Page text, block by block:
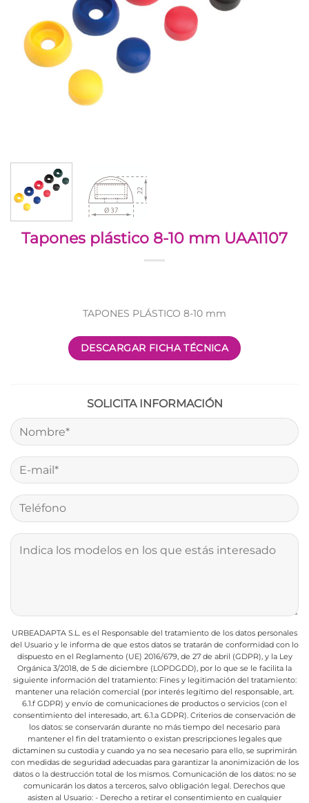
Tapones plástico 8-10 mm UAA1107
TAPONES PLÁSTICO 8-10 mm
DESCARGAR FICHA TÉCNICA
SOLICITA INFORMACIÓN
URBEADAPTA S.L. es el Responsable del tratamiento de los datos personales
del Usuario y le informa de que estos datos se tratarán de conformidad con lo
dispuesto en el Reglamento (UE) 2016/679, de 27 de abril (GDPR), y la Ley
Orgánica 3/2018, de 5 de diciembre (LOPDGDD), por lo que se le facilita la
siguiente información del tratamiento:Fines y legitimación del tratamiento:
mantener una relación comercial (por interés legítimo del responsable, art.
6.1.f GDPR) y envío de comunicaciones de productos o servicios (con el
consentimiento del interesado, art. 6.1.a GDPR). Criterios de conservación de
los datos: se conservarán durante no más tiempo del necesario para
mantener el fin del tratamiento o existan prescripciones legales que
dictaminen su custodia y cuando ya no sea necesario para ello, se suprimirán
con medidas de seguridad adecuadas para garantizar la anonimización de los
datos o la destrucción total de los mismos.Comunicación de los datos: no se
comunicarán los datos a terceros, salvo obligación legal. Derechos que
asisten al Usuario: - Derecho a retirar el consentimiento en cualquier